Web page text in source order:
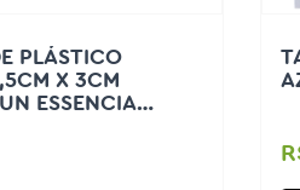
PLÁSTICO
X 3CM
ESSENCIA